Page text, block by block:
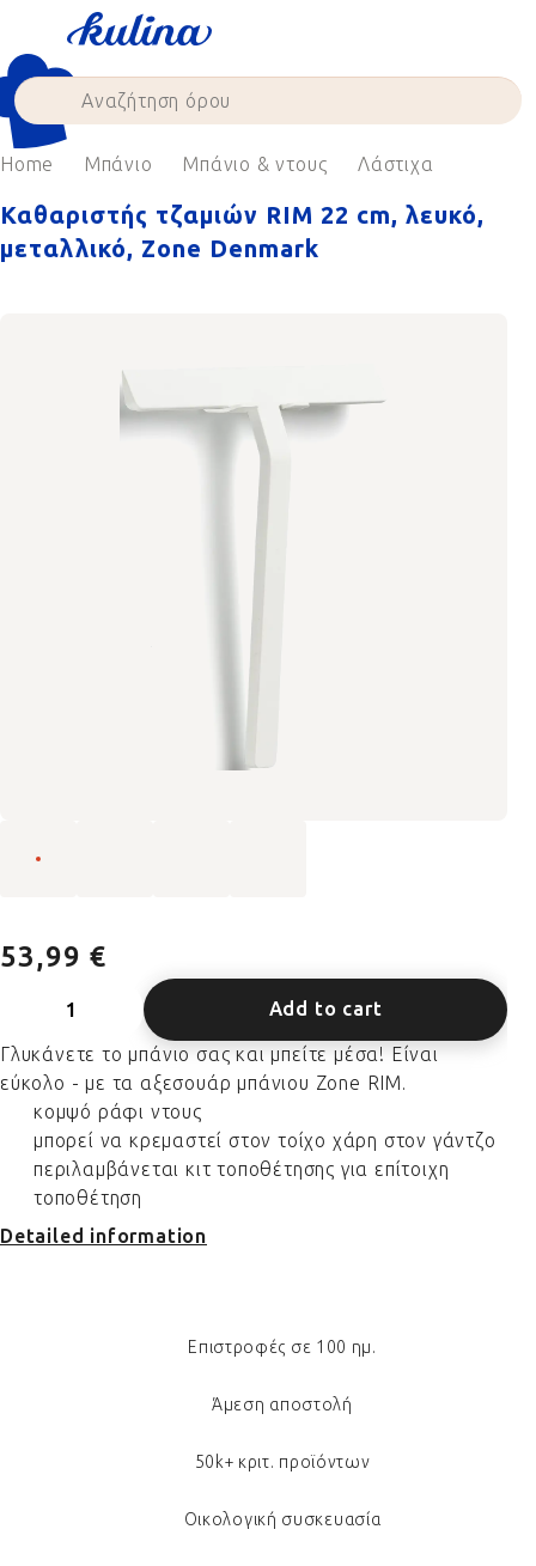
content
Home Μπάνιο Μπάνιο & ντους Λάστιχα
Καθαριστής τζαμιών RIM 22 cm, λευκό,
μεταλλικό, Zone Denmark
53,99 €
Add to cart
Γλυκάνετε το μπάνιο σας και μπείτε μέσα! Είναι
εύκολο - με τα αξεσουάρ μπάνιου Zone RIM.
κομψό ράφι ντους
μπορεί να κρεμαστεί στον τοίχο χάρη στον γάντζο
περιλαμβάνεται κιτ τοποθέτησης για επίτοιχη
τοποθέτηση
Detailed information
Επιστροφές σε 100 ημ.
Άμεση αποστολή
50k+ κριτ. προϊόντων
Οικολογική συσκευασία